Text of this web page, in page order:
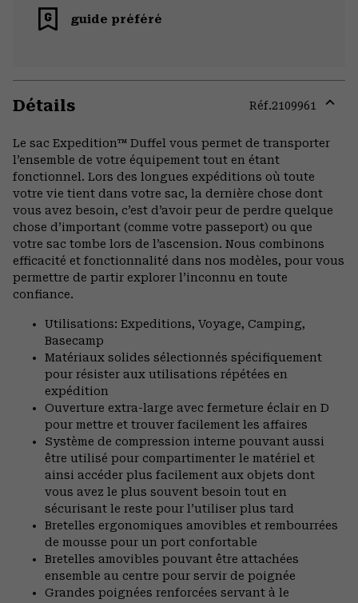
guide préféré
Détails Réf.2109961
Le sac Expedition™ Duffel vous permet de transporter
l’ensemble de votre équipement tout en étant
fonctionnel. Lors des longues expéditions où toute
votre vie tient dans votre sac, la dernière chose dont
vous avez besoin, c’est d’avoir peur de perdre quelque
chose d’important (comme votre passeport) ou que
votre sac tombe lors de l’ascension. Nous combinons
efficacité et fonctionnalité dans nos modèles, pour vous
permettre de partir explorer l’inconnu en toute
confiance.
Utilisations: Expeditions, Voyage, Camping,
Basecamp
Matériaux solides sélectionnés spécifiquement
pour résister aux utilisations répétées en
expédition
Ouverture extra-large avec fermeture éclair en D
pour mettre et trouver facilement les affaires
Système de compression interne pouvant aussi
être utilisé pour compartimenter le matériel et
ainsi accéder plus facilement aux objets dont
vous avez le plus souvent besoin tout en
sécurisant le reste pour l’utiliser plus tard
Bretelles ergonomiques amovibles et rembourrées
de mousse pour un port confortable
Bretelles amovibles pouvant être attachées
ensemble au centre pour servir de poignée
Grandes poignées renforcées servant à le